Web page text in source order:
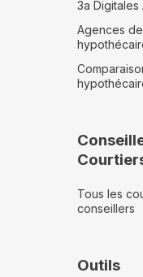
3a Digitales
Agences
Tous les
conseillers
Outils